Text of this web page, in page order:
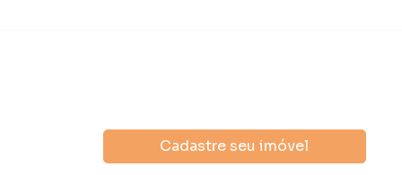
Cadastre seu imóvel